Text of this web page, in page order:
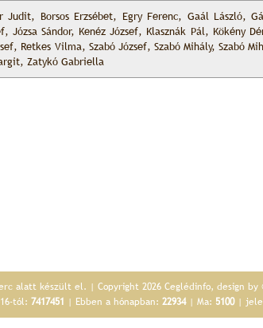
Judit, Borsos Erzsébet, Egry Ferenc, Gaál László,
Józsa Sándor, Kenéz József, Klasznák Pál, Kökény
Retkes Vilma, Szabó József, Szabó Mihály, Szabó
Zatykó Gabriella
alatt készült el. | Copyright 2026 Ceglédinfo, design by
tól: 7417451 | Ebben a hónapban: 22934| Ma: 5100|